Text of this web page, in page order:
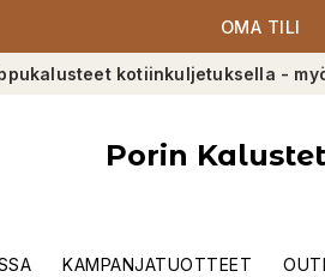
OMA TILI
kotiinkuljetuksella -
Porin
KAMPANJATUOTTEET